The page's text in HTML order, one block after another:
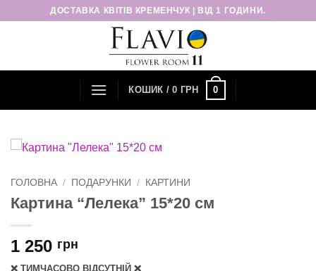
ПропуститиДОСТАВКА КВІТІВ КРЕМЕНЧУК | ВІД 1 ГОДИНИ.
КОШИК /0 ГРН 0
ГОЛОВНА / ПОДАРУНКИ / КАРТИНИ
Картина “Лелека” 15*20 см
1 250 грн
❌ ТИМЧАСОВО ВІДСУТНІЙ ❌